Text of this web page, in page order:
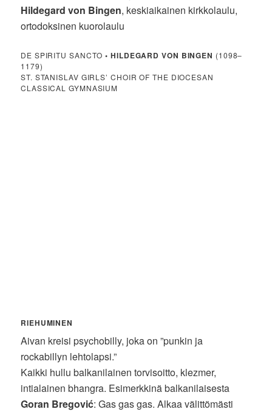
Hildegard von Bingen, keskiaikainen kirkkolaulu,
ortodoksinen kuorolaulu
DE SPIRITU SANCTO• HILDEGARD VON BINGEN (1098–
1179)
ST. STANISLAV GIRLS’ CHOIR OF THE DIOCESAN
CLASSICAL GYMNASIUM
RIEHUMINEN
Aivan kreisi psychobilly, joka on ”punkin ja
rockabillyn lehtolapsi.”
Kaikki hullu balkanilainen torvisoitto, klezmer,
intialainen bhangra. Esimerkkinä balkanilaisesta
Goran Bregović: Gas gas gas. Alkaa välittömästi